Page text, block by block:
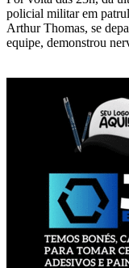
policial militar em
Arthur Thomas, se
equipe, demonstrou